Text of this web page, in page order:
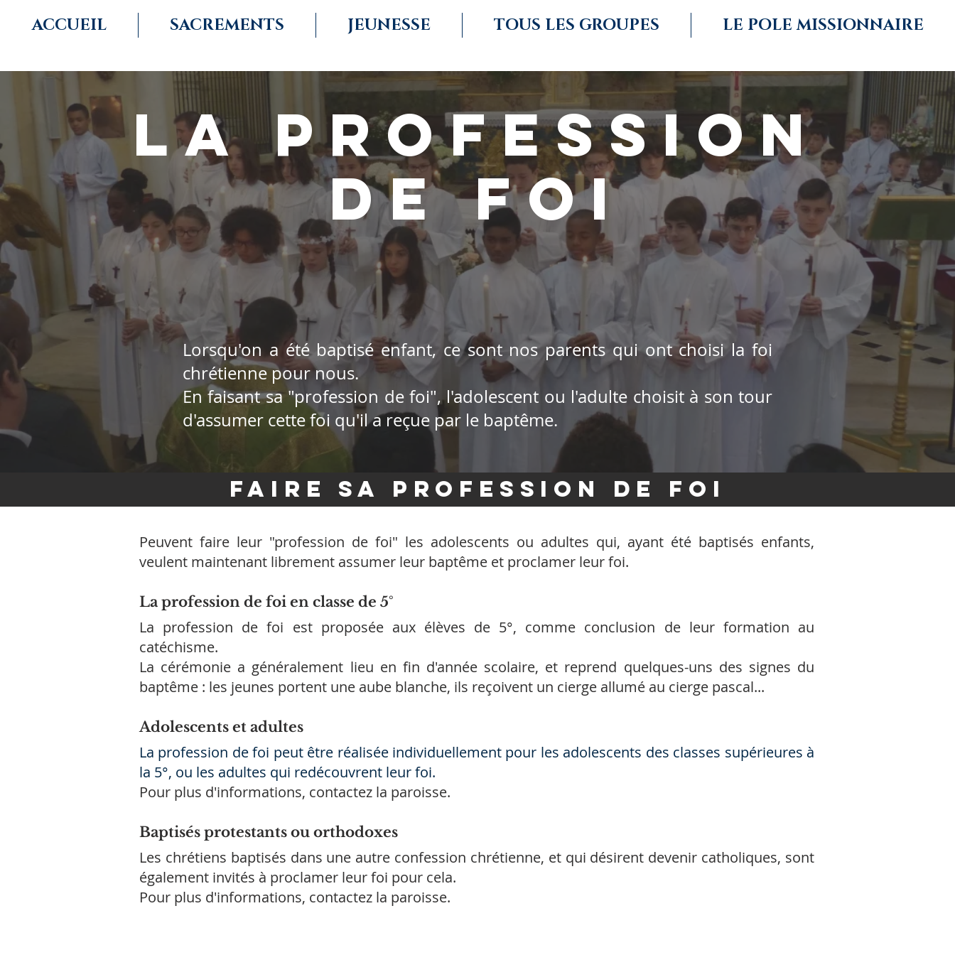
ACCUEIL SACREMENTS JEUNESSE TOUS LES GROUPES LE POLE MISSIONNAIRE
LA PROFESSION
DE FOI
Lorsqu'on a été baptisé enfant, ce sont nos parents qui ont choisi la foi
chrétienne pour nous.
En faisant sa "profession de foi", l'adolescent ou l'adulte choisit à son tour
d'assumer cette foi qu'il a reçue par le baptême.
Faire sa profession de foi
Peuvent faire leur "profession de foi" les adolescents ou adultes qui, ayant été baptisés enfants,
veulent maintenant librement assumer leur baptême et proclamer leur foi.
La profession de foi en classe de 5°
La profession de foi est proposée aux élèves de 5°, comme conclusion de leur formation au
catéchisme.
La cérémonie a généralement lieu en fin d'année scolaire, et reprend quelques-uns des signes du
baptême : les jeunes portent une aube blanche, ils reçoivent un cierge allumé au cierge pascal...
Adolescents et adultes
La profession de foi peut être réalisée individuellement pour les adolescents des classes supérieures à
la 5°, ou les adultes qui redécouvrent leur foi.
Pour plus d'informations, contactez la paroisse.
Baptisés protestants ou orthodoxes
Les chrétiens baptisés dans une autre confession chrétienne, et qui désirent devenir catholiques, sont
également invités à proclamer leur foi pour cela.
Pour plus d'informations, contactez la paroisse.